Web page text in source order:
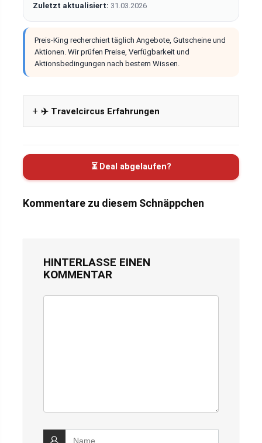
Zuletzt aktualisiert: 31.03.2026
Preis-King recherchiert täglich Angebote, Gutscheine und
Aktionen. Wir prüfen Preise, Verfügbarkeit und
Aktionsbedingungen nach bestem Wissen.
✈️ Travelcircus Erfahrungen
⏳ Deal abgelaufen?
Kommentare zu diesem Schnäppchen
HINTERLASSE EINEN
KOMMENTAR